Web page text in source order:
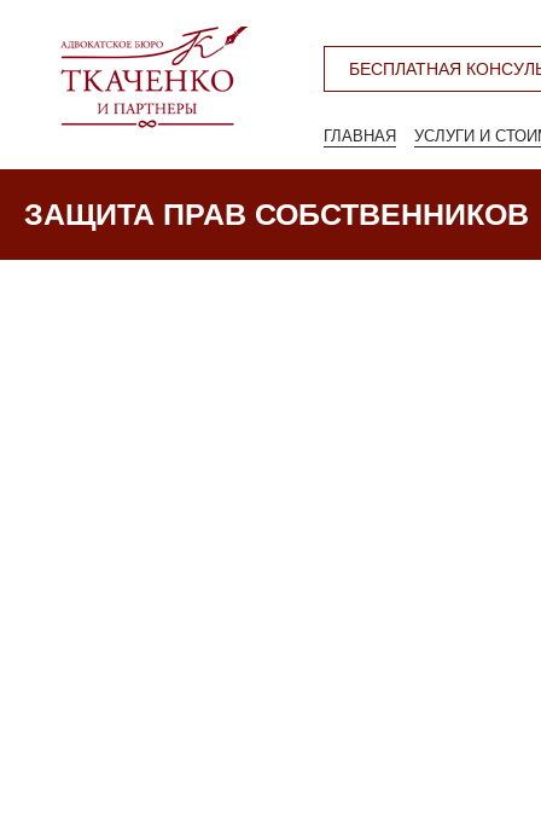
БЕСПЛАТНАЯ
ГЛАВНАЯ УСЛУГИ И
ЗАЩИТА ПРАВ СОБСТВЕННИКОВ